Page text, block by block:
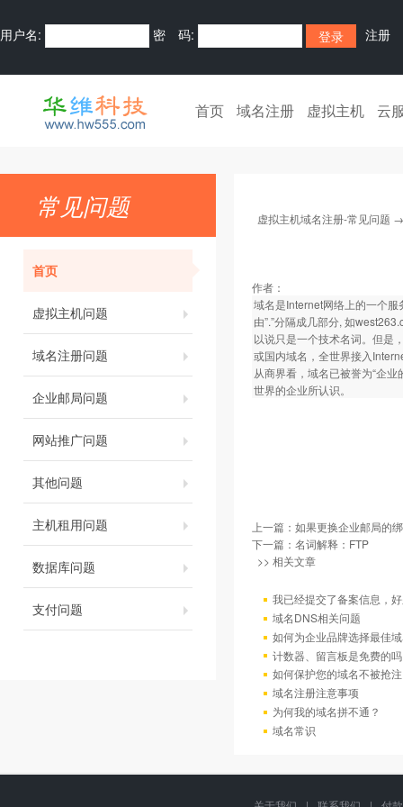
用户名: 密 码: 注册
首页 域名注册 虚拟主机 云
常见问题
首页
虚拟主机问题
域名注册问题
企业邮局问题
网站推广问题
其他问题
主机租用问题
数据库问题
支付问题
虚拟主机域名注册-常见问题
作者：
域名是Internet网络上的一个
由”.”分隔成几部分, 如
以说只是一个技术名词。但是
或国内域名，全世界接入
从商界看，域名已被誉为“企
世界的企业所认识。
上一篇： 如果更换企业邮局的
下一篇： 名词解释：FTP
>> 相关文章
我已经提交了备案信息，
域名DNS相关问题
如何为企业品牌选择最佳
计数器、留言板是免费的
如何保护您的域名不被抢注
域名注册注意事项
为何我的域名拼不通？
域名常识